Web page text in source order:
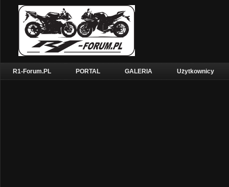
R1-Forum.PL PORTAL GALERIA Użytkownicy